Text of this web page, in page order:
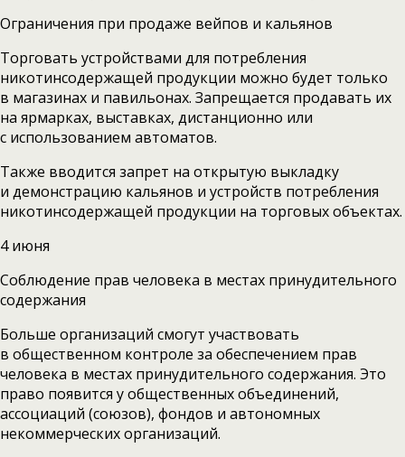
Ограничения при продаже вейпов и кальянов
Торговать устройствами для потребления
никотинсодержащей продукции можно будет только
в магазинах и павильонах. Запрещается продавать их
на ярмарках, выставках, дистанционно или
с использованием автоматов.
Также вводится запрет на открытую выкладку
и демонстрацию кальянов и устройств потребления
никотинсодержащей продукции на торговых объектах.
4 июня
Соблюдение прав человека в местах принудительного
содержания
Больше организаций смогут участвовать
в общественном контроле за обеспечением прав
человека в местах принудительного содержания. Это
право появится у общественных объединений,
ассоциаций (союзов), фондов и автономных
некоммерческих организаций.